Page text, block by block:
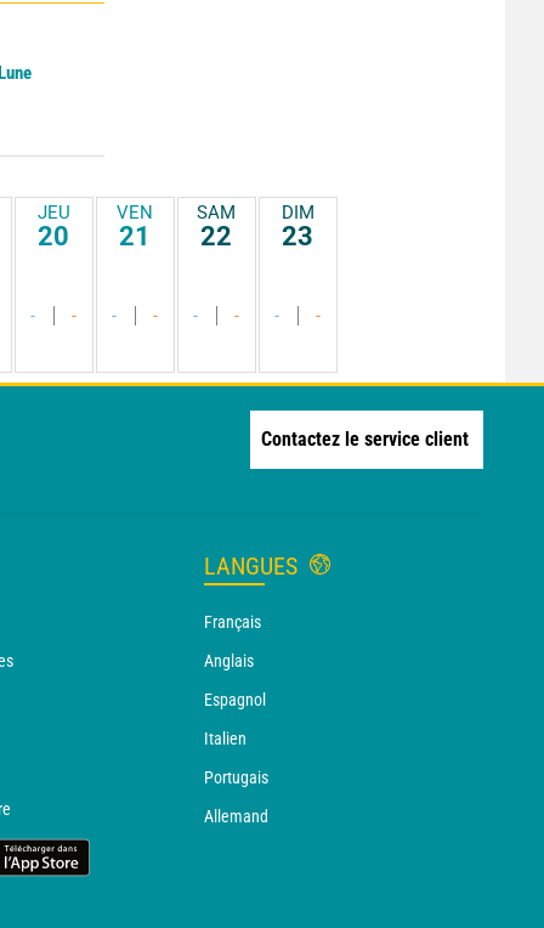
JEU
20
- -
VEN
21
- -
SAM
22
- -
DIM
23
- -
Contactez le service client
LANGUES
Français
Anglais
Espagnol
Italien
Portugais
Allemand